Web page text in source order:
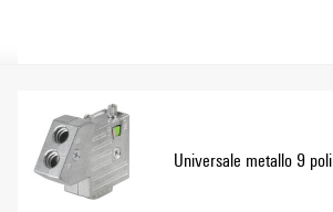
Universale metallo 9 poli